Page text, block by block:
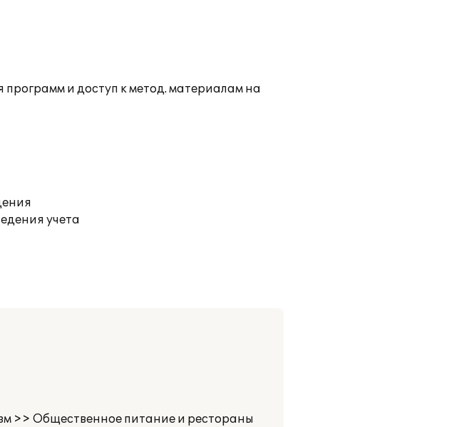
и доступ к метод. материалам на
учета
>> Общественное питание и рестораны